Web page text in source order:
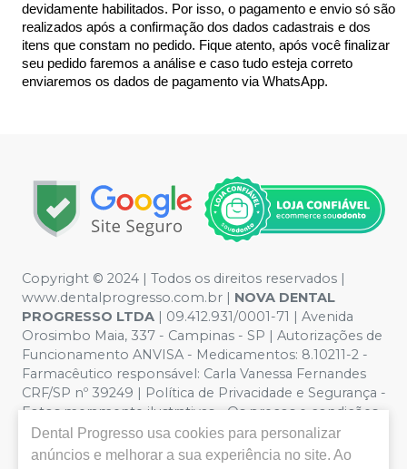
devidamente habilitados. Por isso, o pagamento e envio só são
realizados após a confirmação dos dados cadastrais e dos
itens que constam no pedido. Fique atento, após você finalizar
seu pedido faremos a análise e caso tudo esteja correto
enviaremos os dados de pagamento via WhatsApp.
Copyright © 2024 | Todos os direitos reservados |
www.dentalprogresso.com.br | NOVA DENTAL
PROGRESSO LTDA | 09.412.931/0001-71 | Avenida
Orosimbo Maia, 337 - Campinas - SP | Autorizações de
Funcionamento ANVISA - Medicamentos: 8.10211-2 -
Farmacêutico responsável: Carla Vanessa Fernandes
CRF/SP nº 39249 | Política de Privacidade e Segurança -
Fotos meramente ilustrativas - Os preços e condições
da loja virtual estão sujeitos a alterações. Em caso de
divergência de preços no site, o valor válido é o do
Dental Progresso usa cookies para personalizar
anúncios e melhorar a sua experiência no site. Ao